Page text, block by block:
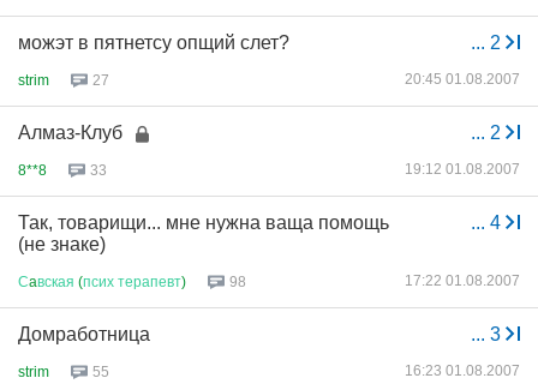
... 2
можэт в пятнетсу опщий слет?
strim 27 20:45 01.08.2007
... 2
Алмаз-Клуб
8**8 33 19:12 01.08.2007
... 4
Так, товарищи... мне нужна ваща помощь
(не знаке)
Сaвская (псих терапевт) 98 17:22 01.08.2007
... 3
Домработница
strim 55 16:23 01.08.2007